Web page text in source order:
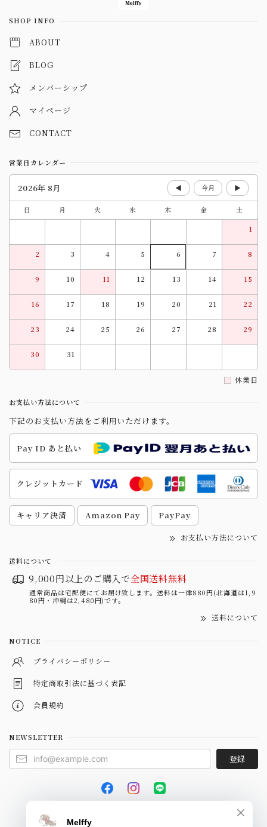
SHOP INFO
ABOUT
BLOG
メンバーシップ
マイページ
CONTACT
営業日カレンダー
2026年 8月 ◀ 今月 ▶
日 月 火 水 木 金
土
1
2 3 4 5 6 7 8
9 10 11 12 13 14 15
16 17 18 19 20 21 22
23 24 25 26 27 28 29
30 31
休業日
お支払い方法について
下記のお支払い方法をご利用いただけます。
Pay ID あと払い
クレジットカード
キャリア決済 Amazon Pay PayPay
お支払い方法について
送料について
9,000円以上のご購入で全国送料無料
通常商品は宅配便にてお届け致します。送料は一律880円(北海道は1,9
80円・沖縄は2,480円)です。
送料について
NOTICE
プライバシーポリシー
特定商取引法に基づく表記
会員規約
NEWSLETTER
登録